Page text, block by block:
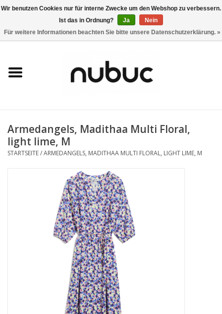
0 Artikel - CHF 0,00
Damen
Accessoires
Armedangels, Madithaa Multi Floral,
light lime, M
STARTSEITE/ARMEDANGELS, MADITHAA MULTI FLORAL, LIGHT LIME, M
Wir benutzen Cookies nur für interne Zwecke um den Webshop zu verbessern.
Ist das in Ordnung?
Ja
Nein
Für weitere Informationen beachten Sie bitte unsere Datenschutzerklärung. »